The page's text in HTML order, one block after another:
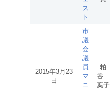
ス
ト
2015年3月23
日
市
議
会
議
員
マ
ニ
粕
谷
葉子